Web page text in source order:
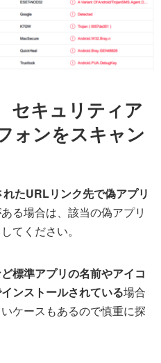
セキュリティア
ォンをスキャン
たURLリンク先で偽アプリ
る場合は、該当の偽アプリ
てください。
標準アプリの名前やアイコ
ンストールされている場合
ケースもあるので慎重に探